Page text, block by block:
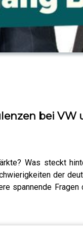
bei
Was steckt
der
spannende